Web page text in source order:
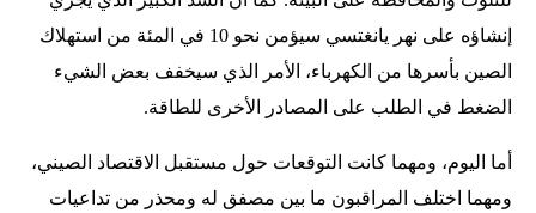
إنشاؤه على نهر يانغتسي سيؤمن نحو 10 في المئة من استهلاك
الصين بأسرها من الكهرباء، الأمر الذي سيخفف بعض الشيء
الضغط في الطلب على المصادر الأخرى للطاقة.
أما اليوم، ومهما كانت التوقعات حول مستقبل الاقتصاد الصيني،
ومهما اختلف المراقبون ما بين مصفق له ومحذر من تداعيات